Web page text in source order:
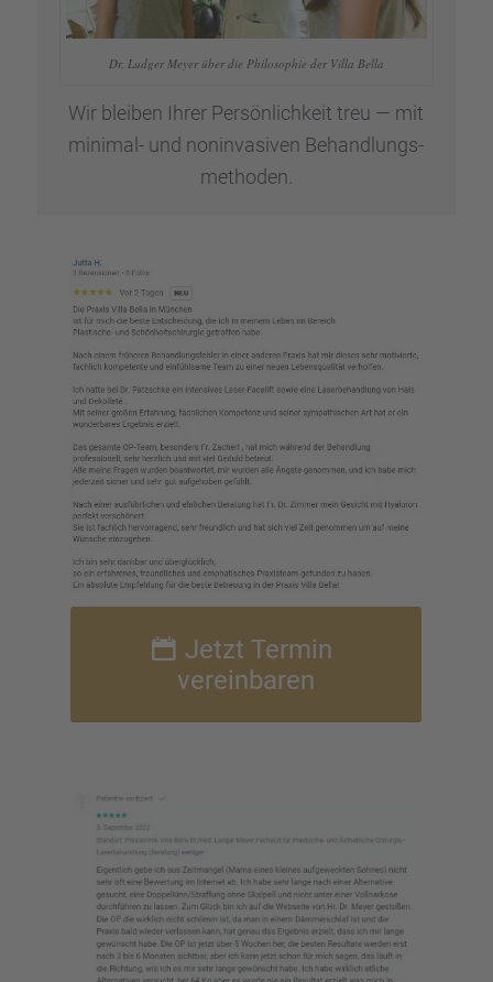
Dr. Ludger Meyer über die Philo­so­phie der Villa Bella
Wir bleiben Ihrer Persön­lich­keit treu — mit
minimal- und nonin­va­si­ven Behand­lungs­
me­tho­den.
Jetzt Termin
verein­ba­ren